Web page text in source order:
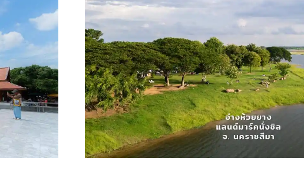
ยาง
แลนด์
มาร์ค
สาย
ชิล
เมือง
โคราช